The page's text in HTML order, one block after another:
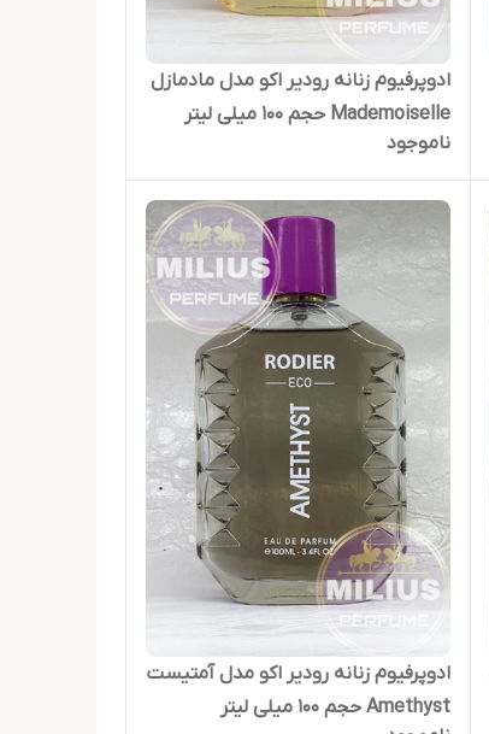
ادوپرفیوم زنانه رودیر اکو مدل مادمازل
Mademoiselle حجم 100 میلی لیتر
ناموجود
ادوپرفیوم زنانه رودیر اکو مدل آمتیست
Amethyst حجم 100 میلی لیتر